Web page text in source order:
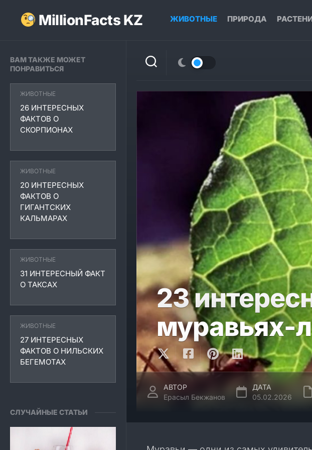
содержаниюMillionFacts KZ ЖИВОТНЫЕ ПРИРОДА
ВАМ ТАКЖЕ МОЖЕТ
ПОНРАВИТЬСЯ
ЖИВОТНЫЕ
26 ИНТЕРЕСНЫХ
ФАКТОВ О
СКОРПИОНАХ
ЖИВОТНЫЕ
20 ИНТЕРЕСНЫХ
ФАКТОВ О
ГИГАНТСКИХ
КАЛЬМАРАХ
ЖИВОТНЫЕ
31 ИНТЕРЕСНЫЙ ФАКТ
О ТАКСАХ
ЖИВОТНЫЕ
27 ИНТЕРЕСНЫХ
ФАКТОВ О НИЛЬСКИХ
БЕГЕМОТАХ
СЛУЧАЙНЫЕ СТАТЬИ
23
муравьях-
АВТОР
Ерасыл Бекжанов
ДАТА
05.02.2026